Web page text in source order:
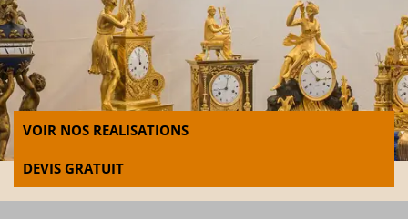
VOIR NOS REALISATIONS
DEVIS GRATUIT